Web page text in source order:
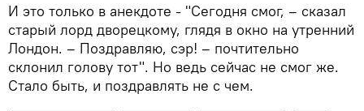
И это только в анекдоте - "Сегодня смог, – сказал
старый лорд дворецкому, глядя в окно на утренний
Лондон. – Поздравляю, сэр! – почтительно
склонил голову тот". Но ведь сейчас не смог же.
Стало быть, и поздравлять не с чем.